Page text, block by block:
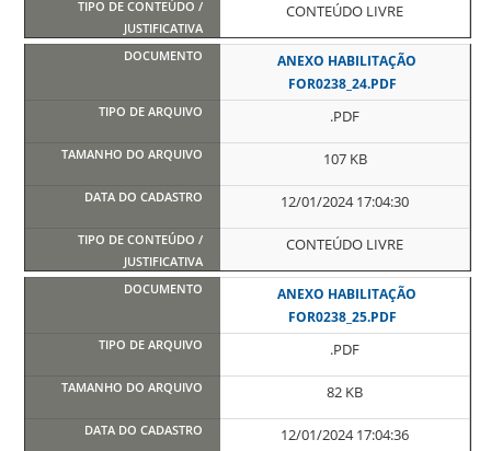
CONTEÚDO LIVRE
ANEXO HABILITAÇÃO
FOR0238_24.PDF
.PDF
107 KB
12/01/2024 17:04:30
CONTEÚDO LIVRE
ANEXO HABILITAÇÃO
FOR0238_25.PDF
.PDF
82 KB
12/01/2024 17:04:36